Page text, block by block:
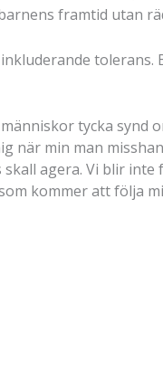
framtid utan
tolerans.
tycka synd
när min man
agera. Vi blir inte
kommer att följa